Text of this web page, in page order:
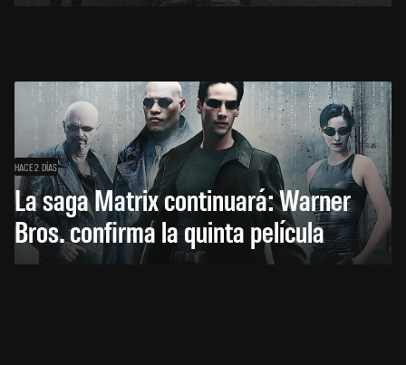
HACE 2 DÍAS
La saga Matrix continuará: Warner
Bros. confirma la quinta película